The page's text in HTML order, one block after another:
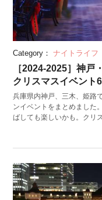
Category： ナイトライフ
［2024-2025］神戸
クリスマスイベント
兵庫県内神戸、三木、姫路
ンイベントをまとめました
ばしても楽しいかも。クリ